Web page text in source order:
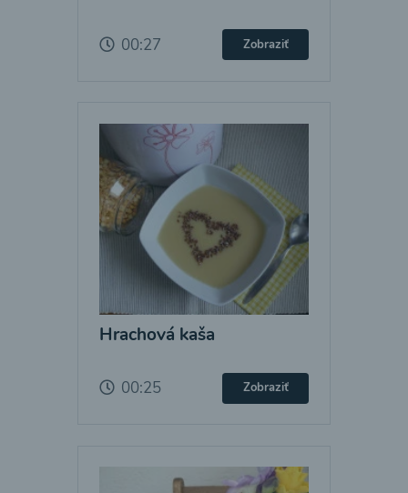
00:27 Zobraziť
Hrachová kaša
00:25 Zobraziť